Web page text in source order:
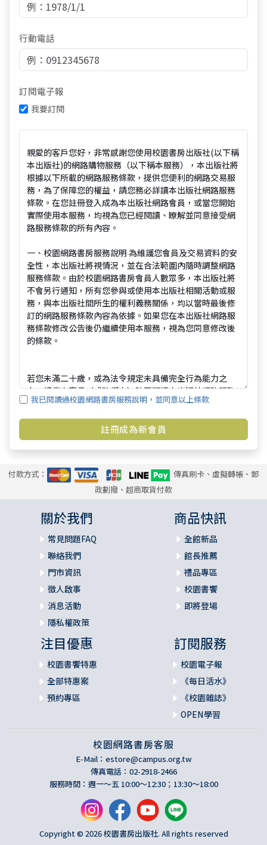
行動電話
訂閱電子報
我要訂閱
我已閱讀過校園網路書房服務說明，並同意以上條款
付款方式：
傳真刷卡、虛擬轉帳、郵
政劃撥、超商取貨付款
關於我們
常見問題FAQ
聯絡我們
門市資訊
徵人啟事
消息活動
隱私權政策
商品快訊
全館新品
館長推薦
禮品專區
校園書饗
即將登場
注目優惠
校園書饗特惠
全部特惠案
預約專區
訂閱服務
校園電子報
《每日活水》
《校園雜誌》
OPEN學習
校園網路書房客服
E-Mail： estore@campus.org.tw
傳真電話：02-2918-2466
服務時間：週一～五 10:00～12:30；13:30～18:00
Copyright © 2026 校園書房出版社. All rights reserved